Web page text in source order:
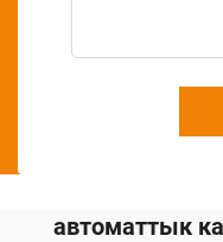
автоматтык